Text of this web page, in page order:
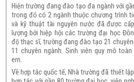
Hiện trường đang đào tạo đa ngành với
trong đó có 2 ngành thuộc chương trình
và kỹ thuật tài nguyên nước đã được
lượng bởi hiệp hội các trường đại học
độ thạc sĩ, trường đang đào tạo 21
11 chuyên ngành. Sinh viên quy mô
em.
Về hợp tác quốc tế, Nhà trường đã thiết